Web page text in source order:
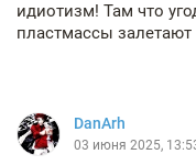
идиотизм! Там что
пластмассы залетают
DanArh
03 июня 2025,